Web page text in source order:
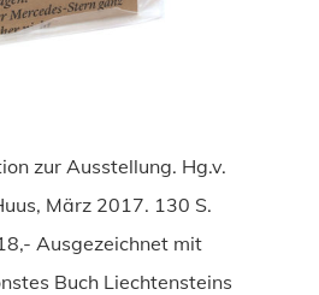
zur Ausstellung. Hg.v.
März 2017. 130 S.
Ausgezeichnet mit
Buch Liechtensteins